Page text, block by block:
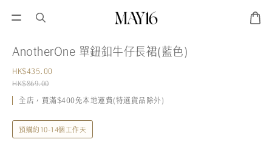
AnotherOne 單鈕釦牛仔長裙(藍色)
HK$435.00
HK$869.00
全店，買滿$400免本地運費(特選貨品除外)
預購約10-14個工作天